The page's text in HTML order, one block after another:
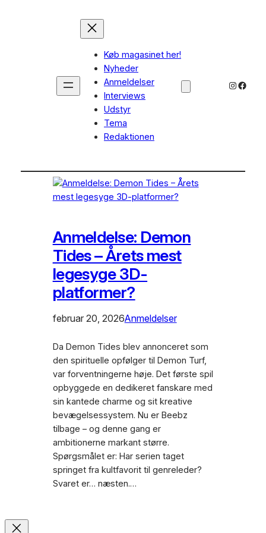
Køb magasinet her!
Nyheder
Anmeldelser
Interviews
Udstyr
Tema
Redaktionen
Anmeldelse: Demon
Tides – Årets mest
legesyge 3D-
platformer?
februar 20, 2026Anmeldelser
Da Demon Tides blev annonceret som
den spirituelle opfølger til Demon Turf,
var forventningerne høje. Det første spil
opbyggede en dedikeret fanskare med
sin kantede charme og sit kreative
bevægelsessystem. Nu er Beebz
tilbage – og denne gang er
ambitionerne markant større.
Spørgsmålet er: Har serien taget
springet fra kultfavorit til genreleder?
Svaret er… næsten.…